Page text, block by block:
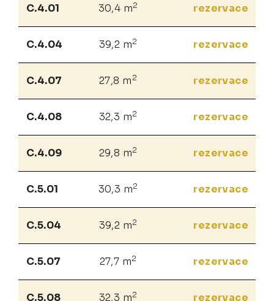
C.4.01 30,4 m2 rezervace
C.4.04 39,2 m2 rezervace
C.4.07 27,8 m 2 rezervace
C.4.08 32,3 m2 rezervace
C.4.09 29,8 m2 rezervace
C.5.01 30,3 m2 rezervace
C.5.04 39,2 m2 rezervace
C.5.07 27,7 m2 rezervace
C.5.08 32,3 m2 rezervace